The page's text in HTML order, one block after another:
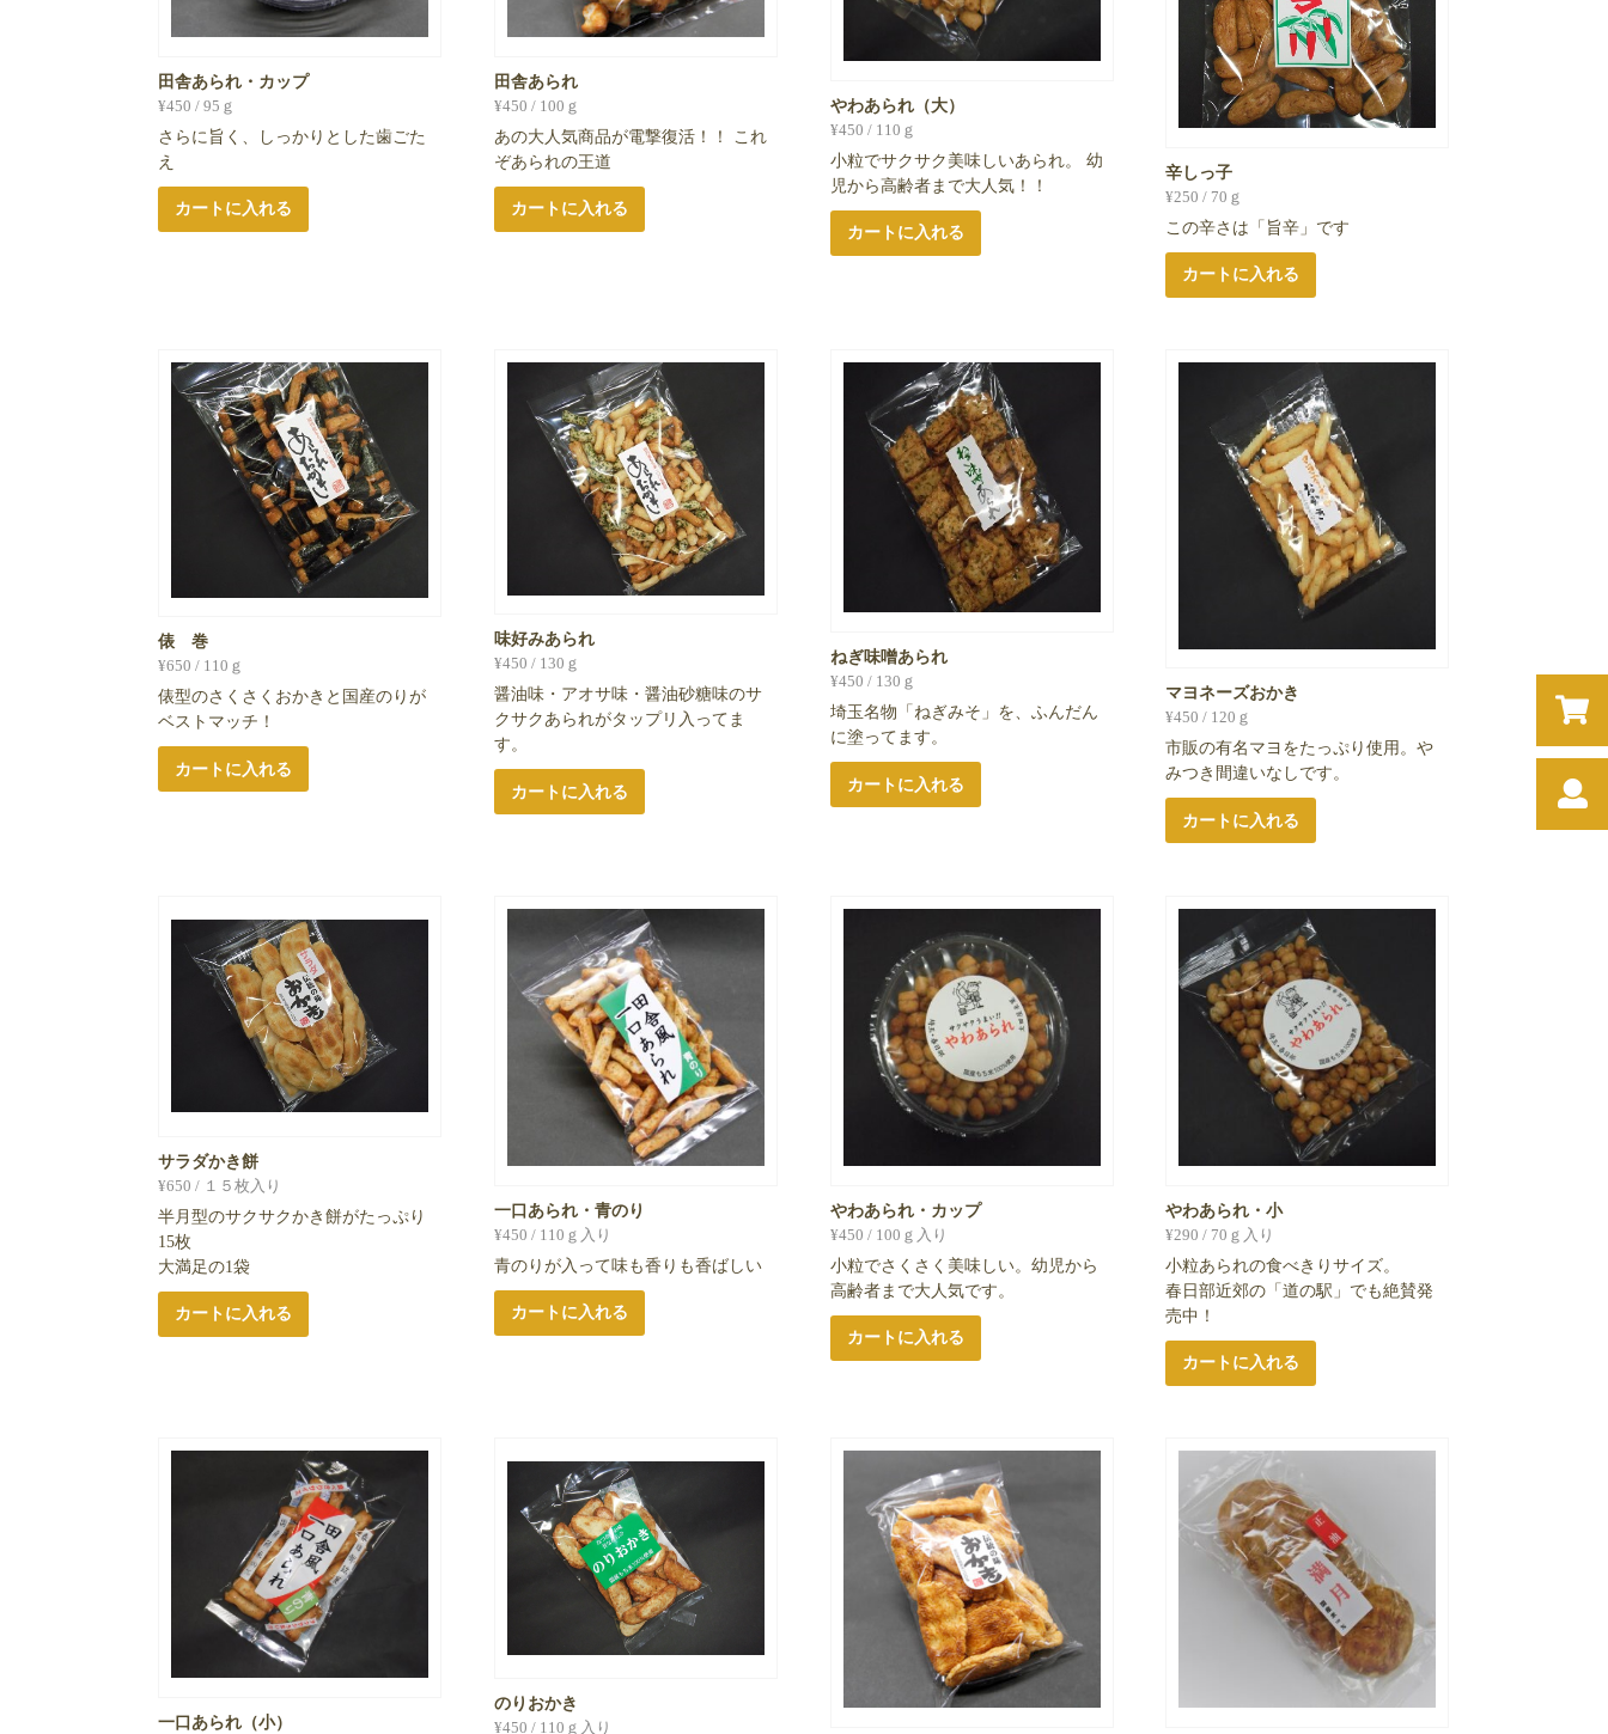
田舎あられ・カップ
¥450 / 95ｇ
さらに旨く、しっかりとした歯ごた
え
カートに入れる
田舎あられ
¥450 / 100ｇ
あの大人気商品が電撃復活！！ これ
ぞあられの王道
カートに入れる
やわあられ（大）
¥450 / 110ｇ
小粒でサクサク美味しいあられ。 幼
児から高齢者まで大人気！！
カートに入れる
辛しっ子
¥250 / 70ｇ
この辛さは「旨辛」です
カートに入れる
俵 巻
¥650 / 110ｇ
俵型のさくさくおかきと国産のりが
ベストマッチ！
カートに入れる
味好みあられ
¥450 / 130ｇ
醤油味・アオサ味・醤油砂糖味のサ
クサクあられがタップリ入ってま
す。
カートに入れる
ねぎ味噌あられ
¥450 / 130ｇ
埼玉名物「ねぎみそ」を、ふんだん
に塗ってます。
カートに入れる
マヨネーズおかき
¥450 / 120ｇ
市販の有名マヨをたっぷり使用。や
みつき間違いなしです。
カートに入れる
サラダかき餅
¥650 / １５枚入り
半月型のサクサクかき餅がたっぷり
15枚
大満足の1袋
カートに入れる
一口あられ・青のり
¥450 / 110ｇ入り
青のりが入って味も香りも香ばしい
カートに入れる
やわあられ・カップ
¥450 / 100ｇ入り
小粒でさくさく美味しい。幼児から
高齢者まで大人気です。
カートに入れる
やわあられ・小
¥290 / 70ｇ入り
小粒あられの食べきりサイズ。
春日部近郊の「道の駅」でも絶賛発
売中！
カートに入れる
一口あられ（小）
のりおかき
¥450 / 110ｇ入り